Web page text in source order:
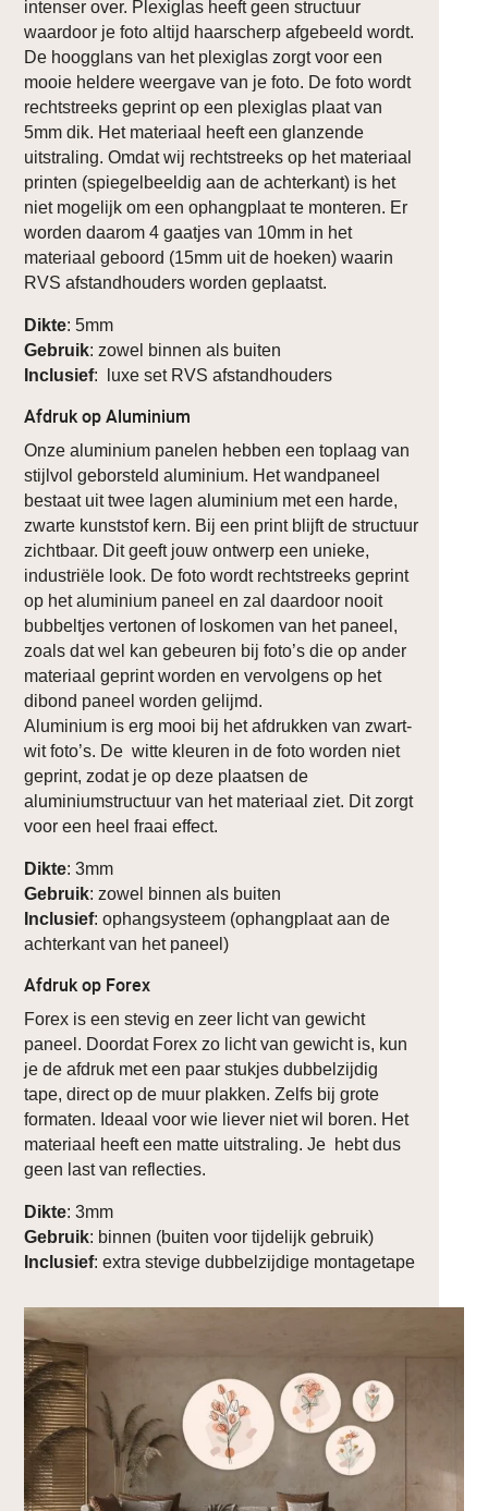
intenser over. Plexiglas heeft geen structuur
waardoor je foto altijd haarscherp afgebeeld wordt.
De hoogglans van het plexiglas zorgt voor een
mooie heldere weergave van je foto. De foto wordt
rechtstreeks geprint op een plexiglas plaat van
5mm dik. Het materiaal heeft een glanzende
uitstraling. Omdat wij rechtstreeks op het materiaal
printen (spiegelbeeldig aan de achterkant) is het
niet mogelijk om een ophangplaat te monteren. Er
worden daarom 4 gaatjes van 10mm in het
materiaal geboord (15mm uit de hoeken) waarin
RVS afstandhouders worden geplaatst.
Dikte: 5mm
Gebruik: zowel binnen als buiten
Inclusief: luxe set RVS afstandhouders
Afdruk op Aluminium
Onze aluminium panelen hebben een toplaag van
stijlvol geborsteld aluminium. Het wandpaneel
bestaat uit twee lagen aluminium met een harde,
zwarte kunststof kern. Bij een print blijft de structuur
zichtbaar. Dit geeft jouw ontwerp een unieke,
industriële look. De foto wordt rechtstreeks geprint
op het aluminium paneel en zal daardoor nooit
bubbeltjes vertonen of loskomen van het paneel,
zoals dat wel kan gebeuren bij foto’s die op ander
materiaal geprint worden en vervolgens op het
dibond paneel worden gelijmd.
Aluminium is erg mooi bij het afdrukken van zwart-
wit foto’s. De witte kleuren in de foto worden niet
geprint, zodat je op deze plaatsen de
aluminiumstructuur van het materiaal ziet. Dit zorgt
voor een heel fraai effect.
Dikte: 3mm
Gebruik: zowel binnen als buiten
Inclusief: ophangsysteem (ophangplaat aan de
achterkant van het paneel)
Afdruk op Forex
Forex is een stevig en zeer licht van gewicht
paneel. Doordat Forex zo licht van gewicht is, kun
je de afdruk met een paar stukjes dubbelzijdig
tape, direct op de muur plakken. Zelfs bij grote
formaten. Ideaal voor wie liever niet wil boren. Het
materiaal heeft een matte uitstraling. Je hebt dus
geen last van reflecties.
Dikte: 3mm
Gebruik: binnen (buiten voor tijdelijk gebruik)
Inclusief: extra stevige dubbelzijdige montagetape